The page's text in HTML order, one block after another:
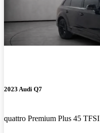
2023 Audi Q7
quattro Premium Plus 45 TFSI